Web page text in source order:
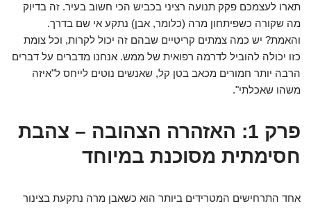
תארו לעצמכם פקק תנועה רציני בכביש הכי חשוב בעיר. זה בדיוק
מה שקורה כשפיתחון מרה (כלומר, אבן) נתקע אי שם בדרך.
והאמת? יש כמה צמתים קריטיים שבהם זה יכול לקרות, וכל צומת
כזו יכולה להוביל לדרמה רפואית של ממש. אנחנו מדברים על דברים
הרבה יותר חמורים מכאב בטן קל, שאנשים נוטים לייחס ל"איזה
משהו שאכלתי".
פרק 1: האזהרה הצהובה – צהבת
חסימתית מסוכנת במיוחד
אחד התרחישים המטרידים ביותר הוא כשאבן מרה נתקעת בצינור